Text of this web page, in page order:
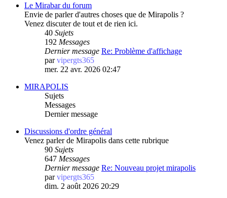
Le Mirabar du forum
Envie de parler d'autres choses que de Mirapolis ?
Venez discuter de tout et de rien ici.
40 Sujets
192 Messages
Dernier message Re: Problème d'affichage
parvipergts365
mer. 22 avr. 2026 02:47
MIRAPOLIS
Sujets
Messages
Dernier message
Discussions d'ordre général
Venez parler de Mirapolis dans cette rubrique
90 Sujets
647 Messages
Dernier message Re: Nouveau projet mirapolis
parvipergts365
dim. 2 août 2026 20:29